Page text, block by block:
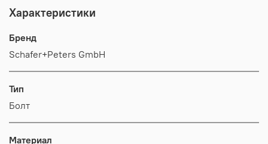
Характеристики
Бренд
Schafer+Peters GmbH
Тип
Болт
Материал